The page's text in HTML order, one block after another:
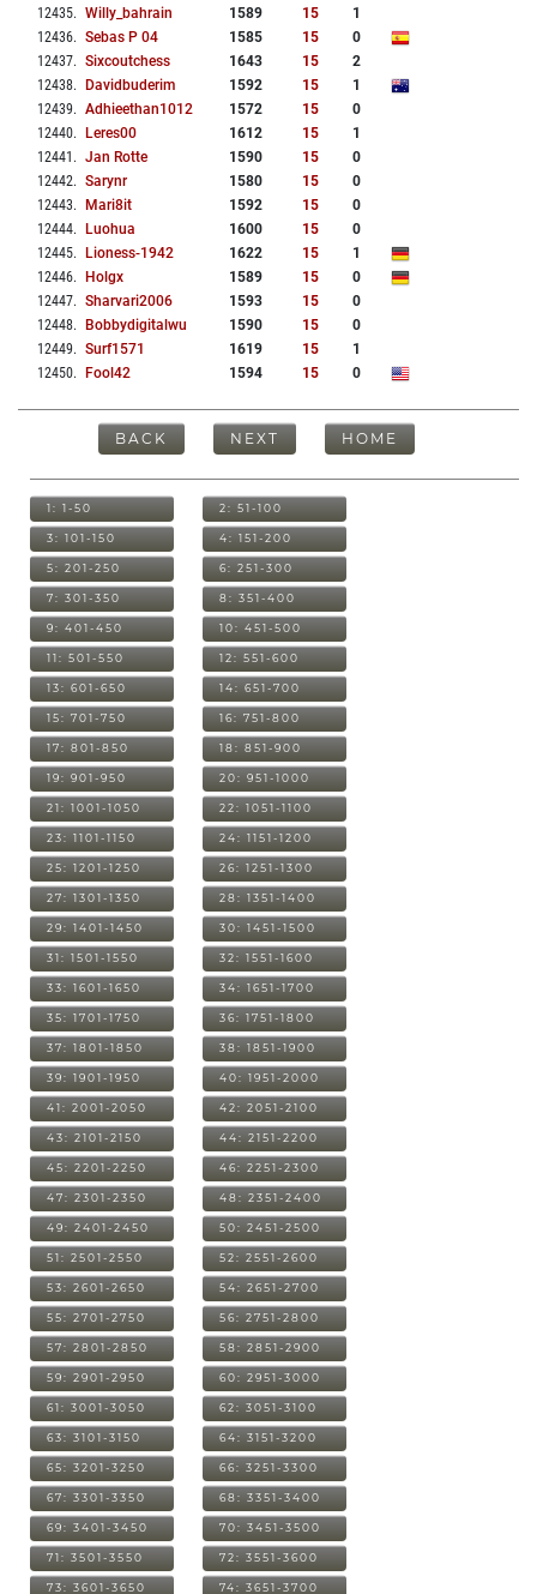
12435. Willy_bahrain 1589 15
1
12436. Sebas P 04 1585 15
0
12437. Sixcoutchess 1643 15
2
12438. Davidbuderim 1592 15
1
12439. Adhieethan1012 1572 15
0
12440. Leres00 1612 15
1
12441 . Jan Rotte 1590 15
0
12442. Sarynr 1580 15
0
12443. Mari8it 1592 15
0
12444. Luohua 1600 15
0
12445. Lioness-1942 1622 15
1
12446. Holgx 1589 15
0
12447. Sharvari2006 1593 15
0
12448. Bobbydigitalwu 1590 15
0
12449. Surf1571 1619 15
1
12450. Fool42 1594 15 0
BACK NEXT HOME
1: 1-50 2: 51-100
3: 101-150 4: 151-200
5: 201-250 6: 251-300
7: 301-350 8: 351-400
9: 401-450 10: 451-500
11: 501-550 12: 551-600
13: 601-650 14: 651-700
15: 701-750 16: 751-800
17: 801-850 18: 851-900
19: 901-950 20: 951-1000
21: 1001-1050 22: 1051-1100
23: 1101-1150 24: 1151-1200
25: 1201-1250 26: 1251-1300
27: 1301-1350 28: 1351-1400
29: 1401-1450 30: 1451-1500
31: 1501-1550 32: 1551-1600
33: 1601-1650 34: 1651-1700
35: 1701-1750 36: 1751-1800
37: 1801-1850 38: 1851-1900
39: 1901-1950 40: 1951-2000
41: 2001-2050 42: 2051-2100
43: 2101-2150 44: 2151-2200
45: 2201-2250 46: 2251-2300
47: 2301-2350 48: 2351-2400
49: 2401-2450 50: 2451-2500
51: 2501-2550 52: 2551-2600
53: 2601-2650 54: 2651-2700
55: 2701-2750 56: 2751-2800
57: 2801-2850 58: 2851-2900
59: 2901-2950 60: 2951-3000
61: 3001-3050 62: 3051-3100
63: 3101-3150 64: 3151-3200
65: 3201-3250 66: 3251-3300
67: 3301-3350 68: 3351-3400
69: 3401-3450 70: 3451-3500
71: 3501-3550 72: 3551-3600
73: 3601-3650 74: 3651-3700